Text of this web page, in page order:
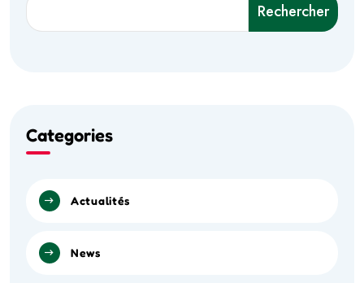
Rechercher
Categories
Actualités
News